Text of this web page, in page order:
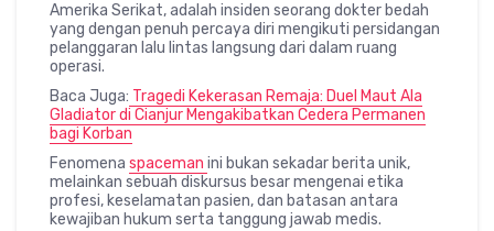
Amerika Serikat, adalah insiden seorang dokter bedah
yang dengan penuh percaya diri mengikuti persidangan
pelanggaran lalu lintas langsung dari dalam ruang
operasi.
Baca Juga: Tragedi Kekerasan Remaja: Duel Maut Ala
Gladiator di Cianjur Mengakibatkan Cedera Permanen
bagi Korban
Fenomena spaceman ini bukan sekadar berita unik,
melainkan sebuah diskursus besar mengenai etika
profesi, keselamatan pasien, dan batasan antara
kewajiban hukum serta tanggung jawab medis.